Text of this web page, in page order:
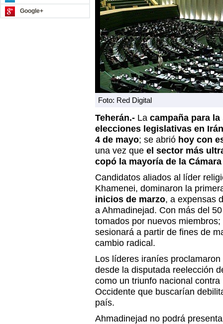
Google+
Foto: Red Digital
Teherán.- La campaña para
elecciones legislativas en Irán
4 de mayo; se abrió hoy con
una vez que el sector más
copó la mayoría de la
Candidatos aliados al líder
Khamenei, dominaron la
inicios de marzo, a expensas
a Ahmadinejad. Con más del
tomados por nuevos
sesionará a partir de fines de
cambio radical.
Los líderes iraníes
desde la disputada reelección
como un triunfo nacional
Occidente que buscarían
país.
Ahmadinejad no podrá